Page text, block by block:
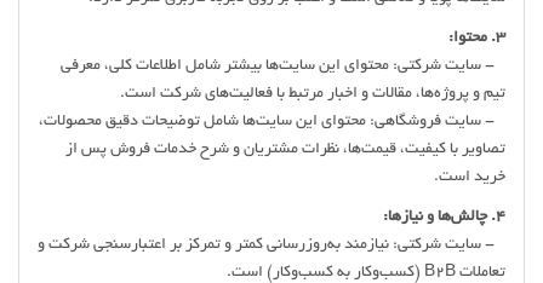
3. محتوا:
- سایت شرکتی: محتوای این سایت‌ها بیشتر شامل اطلاعات کلی، معرفی
تیم و پروژه‌ها، مقالات و اخبار مرتبط با فعالیت‌های شرکت است.
- سایت فروشگاهی: محتوای این سایت‌ها شامل توضیحات دقیق محصولات،
تصاویر با کیفیت، قیمت‌ها، نظرات مشتریان و شرح خدمات فروش پس از
خرید است.
4. چالش‌ها و نیازها:
- سایت شرکتی: نیازمند به‌روزرسانی کمتر و تمرکز بر اعتبارسنجی شرکت و
تعاملات B2B (کسب‌وکار به کسب‌وکار) است.